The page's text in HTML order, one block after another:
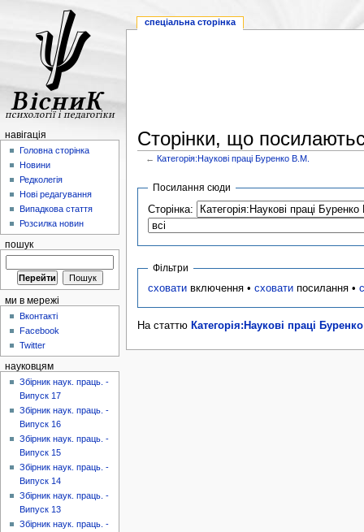
Сторінки, що
←Категорія:Наукові праці Буренко В.М.
Посилання сюди
Сторінка:
Фільтри
сховати включення •сховати посилання •
На статтю Категорія:Наукові праці
спеціальна сторінка
навігація
Головна сторінка
Новини
Редколегія
Нові редагування
Випадкова стаття
Розсилка новин
пошук
ми в мережі
Вконтакті
Facebook
Twitter
науковцям
Збірник наук. праць. -
Випуск 17
Збірник наук. праць. -
Випуск 16
Збірник наук. праць. -
Випуск 15
Збірник наук. праць. -
Випуск 14
Збірник наук. праць. -
Випуск 13
Збірник наук. праць. -